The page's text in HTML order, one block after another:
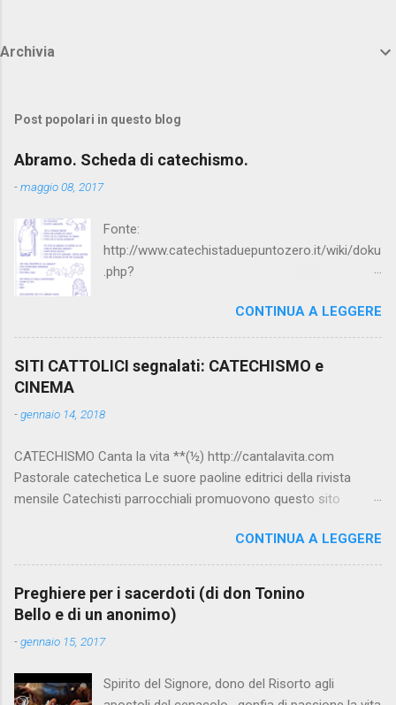
Archivia
Post popolari in questo blog
Abramo. Scheda di catechismo.
-maggio 08, 2017
Fonte:
http://www.catechistaduepuntozero.it/wiki/doku
.php?
CONTINUA A LEGGERE
SITI CATTOLICI segnalati: CATECHISMO e
CINEMA
-gennaio 14, 2018
CATECHISMO Canta la vita **(½) http://cantalavita.com
Pastorale catechetica Le suore paoline editrici della rivista
mensile Catechisti parrocchiali promuovono questo sito
www.facebook.com/PaolineGiovanieVangelo/ Carimo **
http://www.carimo.it Contiene i Catechismo della Chiesa
Cattolica, la Bibbia a Fumetti (novità assoluta in internet), il
pensiero di S.Tommaso, encicliche, scritti di Albino Luciani,
oroscopo... da ridere, e altri temi interessanti. Catechismo
www.vatican.va/archive/ITA0014/_INDEX.HTM ; Indice e testo
CONTINUA A LEGGERE
Preghiere per i sacerdoti (di don Tonino
Bello e di un anonimo)
-gennaio 15, 2017
Spirito del Signore, dono del Risorto agli